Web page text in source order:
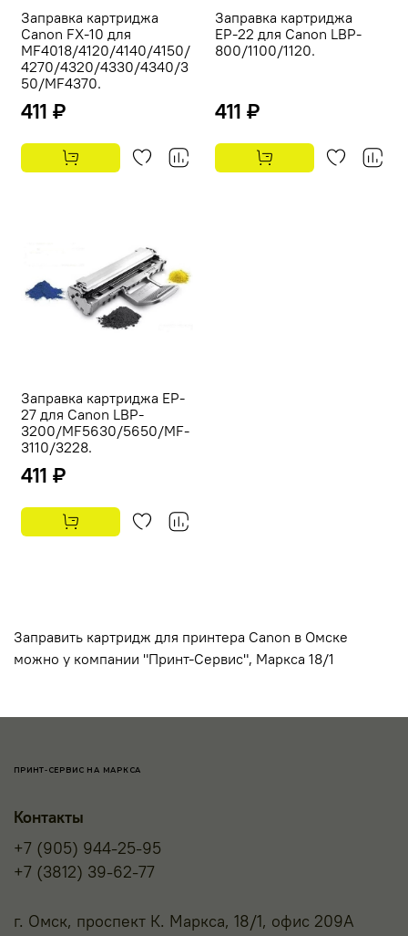
Заправка картриджа
Canon FX-10 для
MF4018/4120/4140/4150/
4270/4320/4330/4340/3
50/MF4370.
411 ₽
Заправка картриджа
ЕР-22 для Canon LBP-
800/1100/1120.
411 ₽
Заправка картриджа EP-
27 для Canon LBP-
3200/MF5630/5650/MF-
3110/3228.
411 ₽
Заправить картридж для принтера Canon в Омске
можно у компании "Принт-Сервис", Маркса 18/1
ПРИНТ-СЕРВИС НА МАРКСА
Контакты
+7 (905) 944-25-95
+7 (3812) 39-62-77
г. Омск, проспект К. Маркса, 18/1, офис 209А